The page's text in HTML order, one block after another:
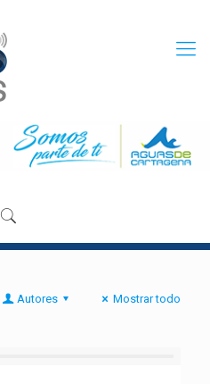
Autores Mostrar todo